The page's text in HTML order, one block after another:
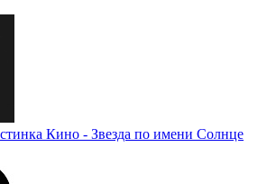
Кино - Звезда по имени Солнце